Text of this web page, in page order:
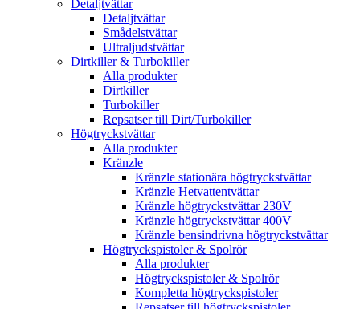
Detaljtvättar
Detaljtvättar
Smådelstvättar
Ultraljudstvättar
Dirtkiller & Turbokiller
Alla produkter
Dirtkiller
Turbokiller
Repsatser till Dirt/Turbokiller
Högtryckstvättar
Alla produkter
Kränzle
Kränzle stationära högtryckstvättar
Kränzle Hetvattentvättar
Kränzle högtryckstvättar 230V
Kränzle högtryckstvättar 400V
Kränzle bensindrivna högtryckstvättar
Högtryckspistoler & Spolrör
Alla produkter
Högtryckspistoler & Spolrör
Kompletta högtryckspistoler